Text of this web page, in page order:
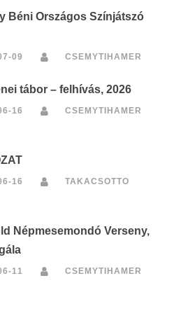
Béni Országos Színjátszó
09 CSEMYTIHAMER
tábor – felhívás, 2026
16 CSEMYTIHAMER
16 TAKACSOTTO
Népmesemondó Verseny,
11 CSEMYTIHAMER